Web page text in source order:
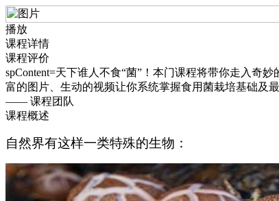
播放
课程详情
课程评价
spContent=天下谁人不食“菌”！本门课程将带你走入奇
富的图片、生动的视频让你系统掌握食用菌栽培基础及
—— 课程团队
课程概述
自然界有这样一类特殊的生物：